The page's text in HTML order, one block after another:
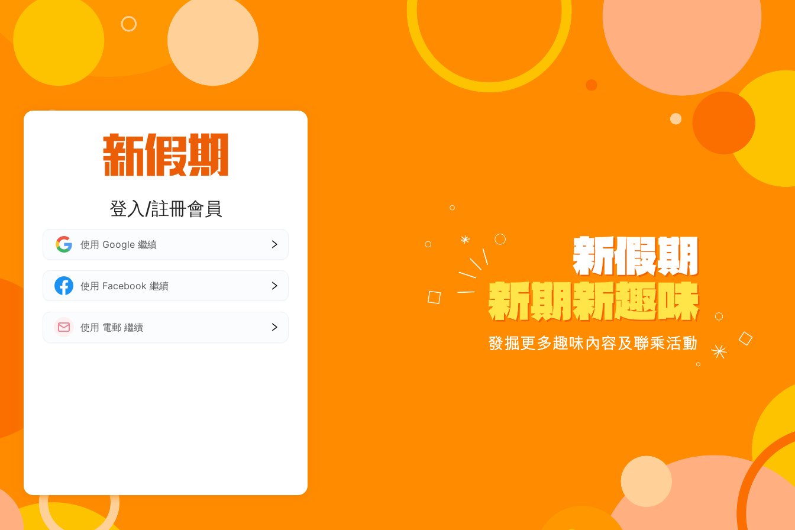
登入/註冊會員
使用 Google 繼續
使用 Facebook 繼續
使用 電郵 繼續